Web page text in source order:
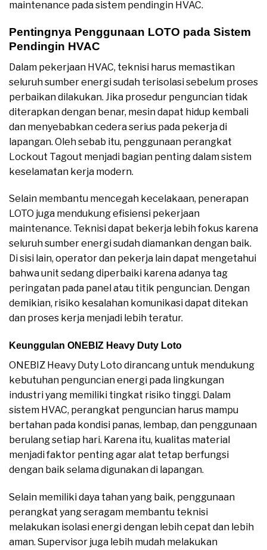
maintenance pada sistem pendingin HVAC.
Pentingnya Penggunaan LOTO pada Sistem
Pendingin HVAC
Dalam pekerjaan HVAC, teknisi harus memastikan
seluruh sumber energi sudah terisolasi sebelum proses
perbaikan dilakukan. Jika prosedur penguncian tidak
diterapkan dengan benar, mesin dapat hidup kembali
dan menyebabkan cedera serius pada pekerja di
lapangan. Oleh sebab itu, penggunaan perangkat
Lockout Tagout menjadi bagian penting dalam sistem
keselamatan kerja modern.
Selain membantu mencegah kecelakaan, penerapan
LOTO juga mendukung efisiensi pekerjaan
maintenance. Teknisi dapat bekerja lebih fokus karena
seluruh sumber energi sudah diamankan dengan baik.
Di sisi lain, operator dan pekerja lain dapat mengetahui
bahwa unit sedang diperbaiki karena adanya tag
peringatan pada panel atau titik penguncian. Dengan
demikian, risiko kesalahan komunikasi dapat ditekan
dan proses kerja menjadi lebih teratur.
Keunggulan ONEBIZ Heavy Duty Loto
ONEBIZ Heavy Duty Loto dirancang untuk mendukung
kebutuhan penguncian energi pada lingkungan
industri yang memiliki tingkat risiko tinggi. Dalam
sistem HVAC, perangkat penguncian harus mampu
bertahan pada kondisi panas, lembap, dan penggunaan
berulang setiap hari. Karena itu, kualitas material
menjadi faktor penting agar alat tetap berfungsi
dengan baik selama digunakan di lapangan.
Selain memiliki daya tahan yang baik, penggunaan
perangkat yang seragam membantu teknisi
melakukan isolasi energi dengan lebih cepat dan lebih
aman. Supervisor juga lebih mudah melakukan